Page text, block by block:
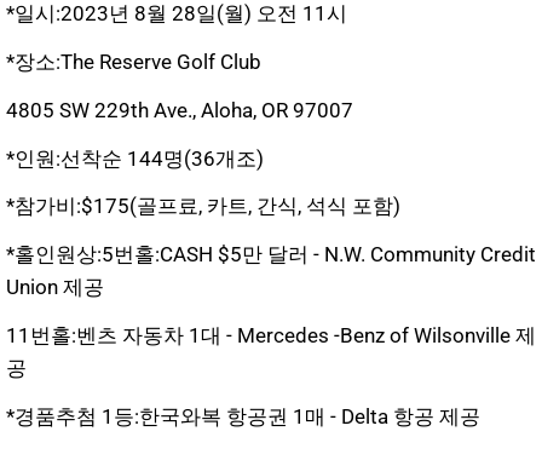
*일시:2023년 8월 28일(월) 오전 11시
*장소:The Reserve Golf Club
4805 SW 229th Ave., Aloha, OR 97007
*인원:선착순 144명(36개조)
*참가비:$175(골프료, 카트, 간식, 석식 포함)
*홀인원상:5번홀:CASH $5만 달러 - N.W. Community Credit
Union 제공
11번홀:벤츠 자동차 1대 - Mercedes -Benz of Wilsonville 제
공
*경품추첨 1등:한국와복 항공권 1매 - Delta 항공 제공